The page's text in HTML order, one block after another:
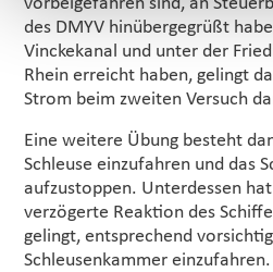
vorbeigefahren sind, an
des DMYV hinübergegrüßt
Vinckekanal und unter der
Rhein erreicht haben, gelingt
Strom beim zweiten Versuch
Eine weitere Übung besteht
Schleuse einzufahren und das
aufzustoppen. Unterdessen
verzögerte Reaktion des
gelingt, entsprechend
Schleusenkammer